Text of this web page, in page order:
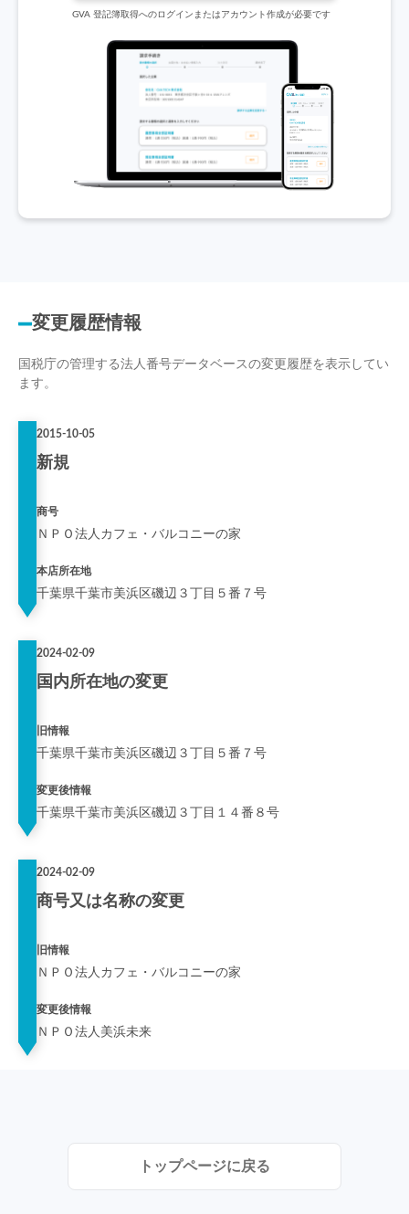
GVA 登記簿取得へのログインまたはアカウント作成が必要です
変更履歴情報
国税庁の管理する法人番号データベースの変更履歴を表示してい
ます。
2015-10-05
新規
商号
ＮＰＯ法人カフェ・バルコニーの家
本店所在地
千葉県千葉市美浜区磯辺３丁目５番７号
2024-02-09
国内所在地の変更
旧情報
千葉県千葉市美浜区磯辺３丁目５番７号
変更後情報
千葉県千葉市美浜区磯辺３丁目１４番８号
2024-02-09
商号又は名称の変更
旧情報
ＮＰＯ法人カフェ・バルコニーの家
変更後情報
ＮＰＯ法人美浜未来
トップページに戻る